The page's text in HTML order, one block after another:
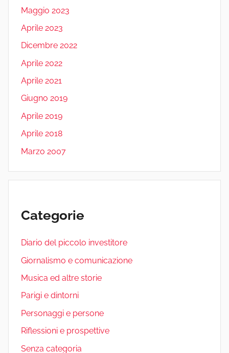
Maggio 2023
Aprile 2023
Dicembre 2022
Aprile 2022
Aprile 2021
Giugno 2019
Aprile 2019
Aprile 2018
Marzo 2007
Categorie
Diario del piccolo investitore
Giornalismo e comunicazione
Musica ed altre storie
Parigi e dintorni
Personaggi e persone
Riflessioni e prospettive
Senza categoria